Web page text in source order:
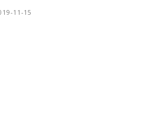
11-15